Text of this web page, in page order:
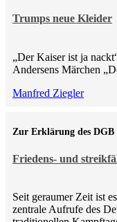
Trumps neue Kleider
„Der Kaiser ist ja
Andersens Märchen
Manfred Ziegler
Friedens- und
Zur Erklärung des
Seit geraumer Zeit ist
zentrale Aufrufe des